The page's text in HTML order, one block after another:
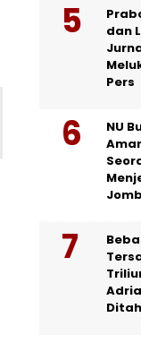
dan
Pers
NU